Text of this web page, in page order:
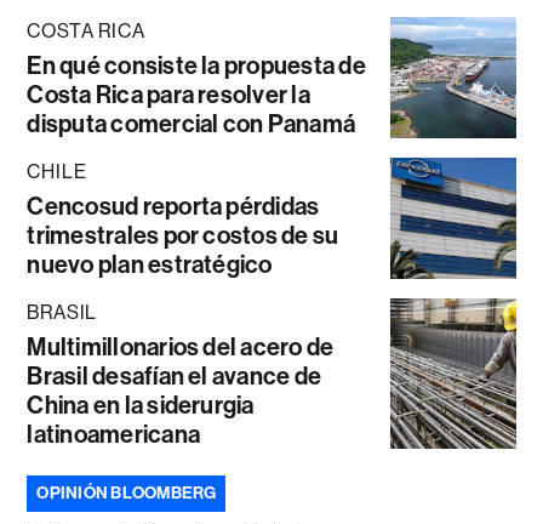
COSTA RICA
En qué consiste la propuesta de
Costa Rica para resolver la
disputa comercial con Panamá
CHILE
Cencosud reporta pérdidas
trimestrales por costos de su
nuevo plan estratégico
BRASIL
Multimillonarios del acero de
Brasil desafían el avance de
China en la siderurgia
latinoamericana
OPINIÓN BLOOMBERG